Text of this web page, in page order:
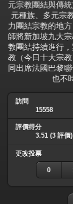
元宗教團結與傳
元種族、多元宗
力團結宗教的地
師將新加坡九大
教團結持續進行
教（今日十大宗
同出席法國巴黎
也不
訪問
15558
評價得分
3.51 (3 評價)
更改投票
0